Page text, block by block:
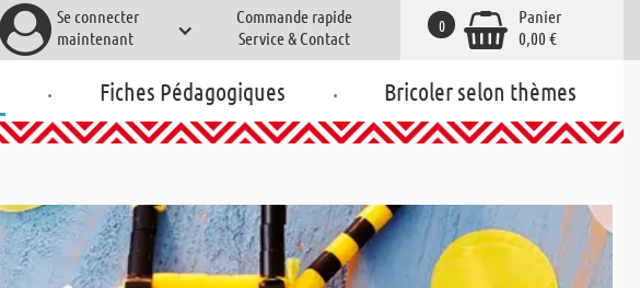
Se connecter
maintenant
Commande rapide
Service & Contact
Panier
0,00 €
0
. Fiches Pédagogiques . Bricoler selon thèmes